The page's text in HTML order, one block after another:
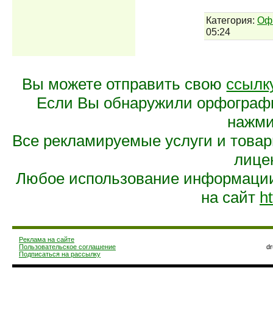
Категория:
05:24
Вы можете отправить свою
Если Вы обнаружили
Все рекламируемые услуги и
Любое использование
на сайт
Реклама на сайте
Пользовательское соглашение
Подписаться на рассылку